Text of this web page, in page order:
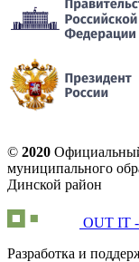
© 2020
муниципального
Динской район
OUT IT -
Разработка и